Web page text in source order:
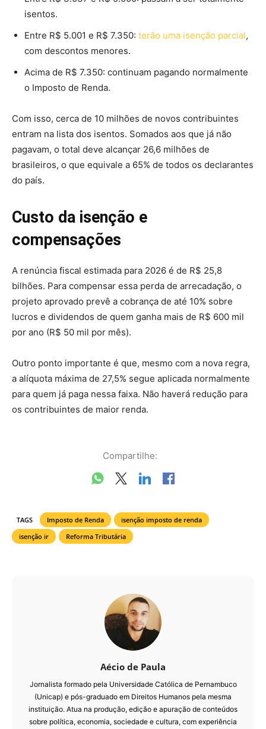
isentos.
Entre R$ 5.001 e R$ 7.350: terão uma isenção parcial,
com descontos menores.
Acima de R$ 7.350: continuam pagando normalmente
o Imposto de Renda.
Com isso, cerca de 10 milhões de novos contribuintes
entram na lista dos isentos. Somados aos que já não
pagavam, o total deve alcançar 26,6 milhões de
brasileiros, o que equivale a 65% de todos os declarantes
do país.
Custo da isenção e
compensações
A renúncia fiscal estimada para 2026 é de R$ 25,8
bilhões. Para compensar essa perda de arrecadação, o
projeto aprovado prevê a cobrança de até 10% sobre
lucros e dividendos de quem ganha mais de R$ 600 mil
por ano (R$ 50 mil por mês).
Outro ponto importante é que, mesmo com a nova regra,
a alíquota máxima de 27,5% segue aplicada normalmente
para quem já paga nessa faixa. Não haverá redução para
os contribuintes de maior renda.
Compartilhe:
TAGS Imposto de Renda
isenção imposto de renda
isenção ir
Reforma Tributária
Aécio de Paula
Jornalista formado pela Universidade Católica de Pernambuco
(Unicap) e pós-graduado em Direitos Humanos pela mesma
instituição. Atua na produção, edição e apuração de conteúdos
sobre política, economia, sociedade e cultura, com experiência